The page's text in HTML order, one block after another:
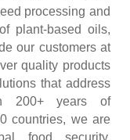
processing and
plant-based oils,
our customers at
quality products
that address
200+ years of
countries, we are
food security,